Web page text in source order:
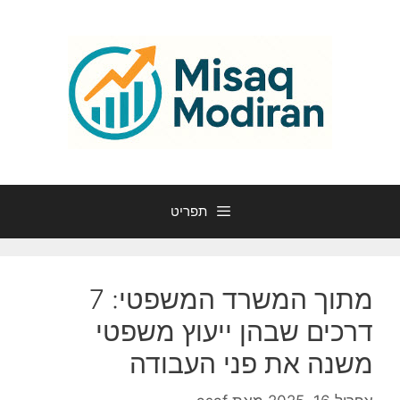
תפריט
מתוך המשרד המשפטי: 7
דרכים שבהן ייעוץ משפטי
משנה את פני העבודה